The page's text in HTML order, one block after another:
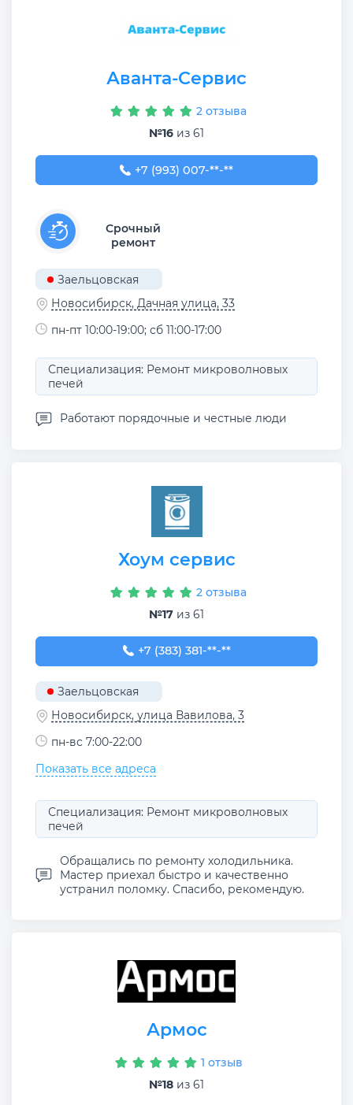
Аванта-Сервис
2 отзыва
№16 из 61
+7 (993) 007-91-64
+7 (993) 007-**-**
Срочный
ремонт
Заельцовская
Новосибирск, Дачная улица, 33
пн-пт 10:00-19:00; сб 11:00-17:00
Специализация: Ремонт микроволновых
печей
Работают порядочные и честные люди
Хоум сервис
2 отзыва
№17 из 61
+7 (383) 381-69-97
+7 (383) 381-**-**
Заельцовская
Новосибирск, улица Вавилова, 3
пн-вс 7:00-22:00
Показать все адреса
Специализация: Ремонт микроволновых
печей
Обращались по ремонту холодильника.
Мастер приехал быстро и качественно
устранил поломку. Спасибо, рекомендую.
Армос
1 отзыв
№18 из 61